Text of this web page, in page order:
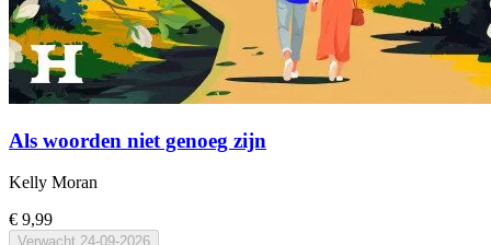
Als woorden niet genoeg zijn
Kelly Moran
€ 9,99
Verwacht 24-09-2026